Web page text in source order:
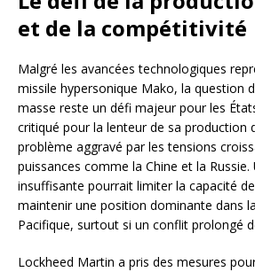
et de la compétitivité
Malgré les avancées technologiques
missile hypersonique Mako, la question
masse reste un défi majeur pour les
critiqué pour la lenteur de sa production
problème aggravé par les tensions
puissances comme la Chine et la
insuffisante pourrait limiter la capacité
maintenir une position dominante dans
Pacifique, surtout si un conflit prolongé
Lockheed Martin a pris des mesures